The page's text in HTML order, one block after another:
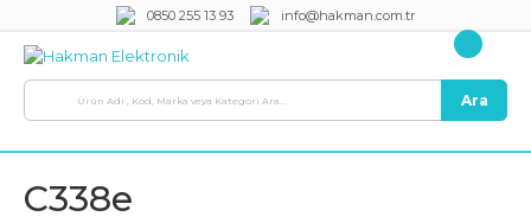
0850 255 13 93 info@hakman.com.tr
Ara
C338e